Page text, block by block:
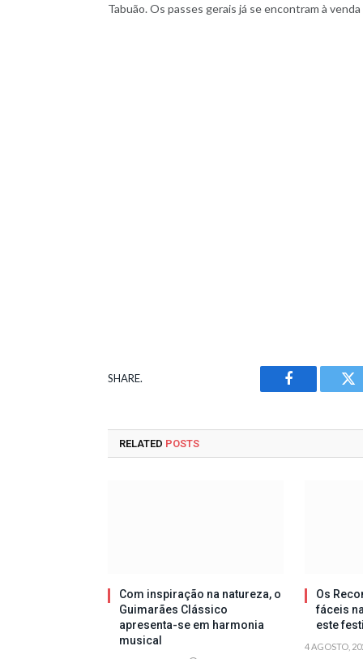
Tabuão. Os passes gerais já se encontram à
SHARE.
Facebook
RELATED POSTS
Com inspiração na natureza, o
Guimarães Clássico
apresenta-se em harmonia
musical
Os
fáceis
este
4 AGOSTO,